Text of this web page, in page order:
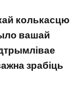
колькасцю
вашай
зрабіць